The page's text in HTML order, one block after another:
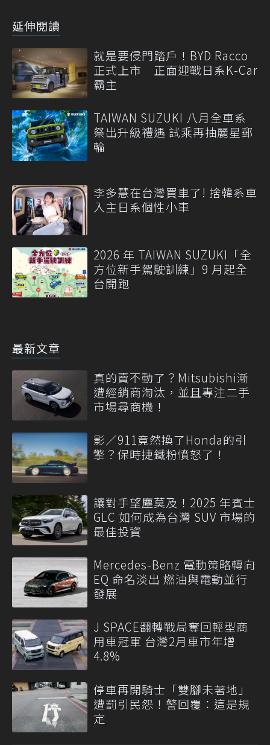
延伸閱讀
就是要侵門踏戶！BYD Racco
正式上市 正面迎戰日系K-Car
霸主
TAIWAN SUZUKI 八月全車系
祭出升級禮遇 試乘再抽麗星郵
輪
李多慧在台灣買車了! 捨韓系車
入主日系個性小車
2026 年 TAIWAN SUZUKI「全
方位新手駕駛訓練」9 月起全
台開跑
最新文章
真的賣不動了？Mitsubishi漸
遭經銷商淘汰，並且專注二手
市場尋商機！
影／911竟然換了Honda的引
擎？保時捷鐵粉憤怒了！
讓對手望塵莫及！2025 年賓士
GLC 如何成為台灣 SUV 市場的
最佳投資
Mercedes-Benz 電動策略轉向
EQ 命名淡出 燃油與電動並行
發展
J SPACE翻轉戰局奪回輕型商
用車冠軍 台灣2月車市年增
4.8%
停車再開騎士「雙腳未著地」
遭罰引民怨！警回覆：這是規
定